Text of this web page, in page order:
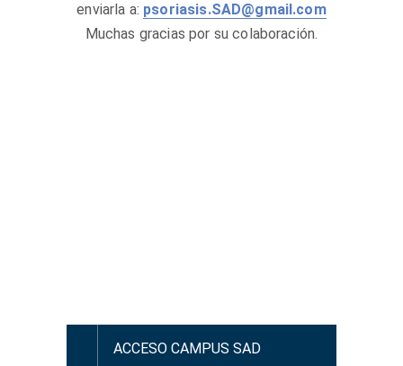
enviarla a: psoriasis.SAD@gmail.com
Muchas gracias por su colaboración.
ACCESO CAMPUS SAD